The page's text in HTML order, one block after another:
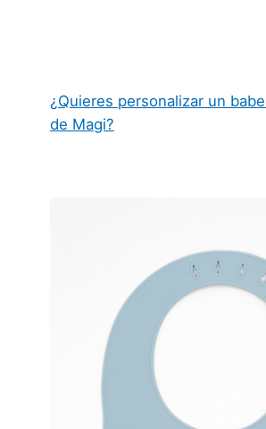
¿Quieres personalizar un
de Magi?